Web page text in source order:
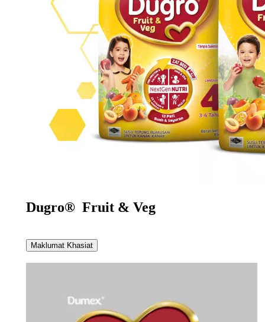
Dugro® Fruit & Veg
Maklumat Khasiat